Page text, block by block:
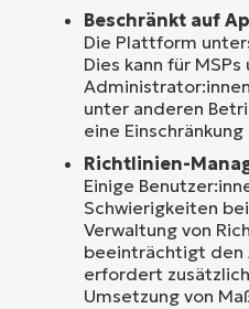
Beschränkt auf
Die Plattform
Dies kann für MSPs
unter anderen
eine
Richtlinien-
Einige
Schwierigkeiten
Verwaltung von
beeinträchtigt den
erfordert
Umsetzung von